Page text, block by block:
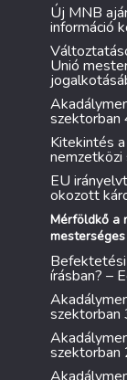
Új MNB
információ
Unió
szektorban
Kitekintés
nemzetközi
EU
okozott
Mérföldkő a
Befektetési
írásban? –
szektorban
szektorban